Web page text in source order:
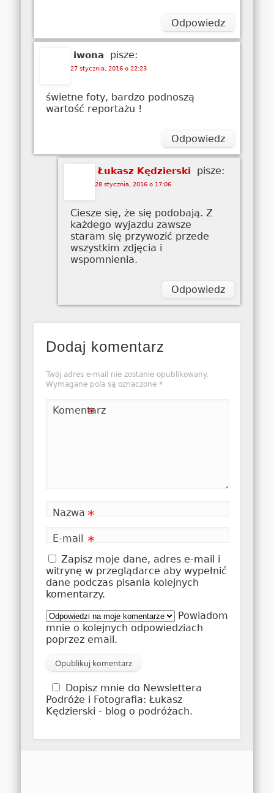
Odpowiedz
iwona pisze:
27 stycznia, 2016 o 22:23
świetne foty, bardzo podnoszą
wartość reportażu !
Odpowiedz
Łukasz Kędzierski pisze:
28 stycznia, 2016 o 17:06
Ciesze się, że się podobają. Z
każdego wyjazdu zawsze
staram się przywozić przede
wszystkim zdjęcia i
wspomnienia.
Odpowiedz
Dodaj komentarz
Twój adres e-mail nie zostanie opublikowany.
Wymagane pola są oznaczone *
Komentarz
*
Nazwa *
E-mail *
Zapisz moje dane, adres e-mail i
witrynę w przeglądarce aby wypełnić
dane podczas pisania kolejnych
komentarzy.
Powiadom
mnie o kolejnych odpowiedziach
poprzez email.
Dopisz mnie do Newslettera
Podróże i Fotografia: Łukasz
Kędzierski - blog o podróżach.